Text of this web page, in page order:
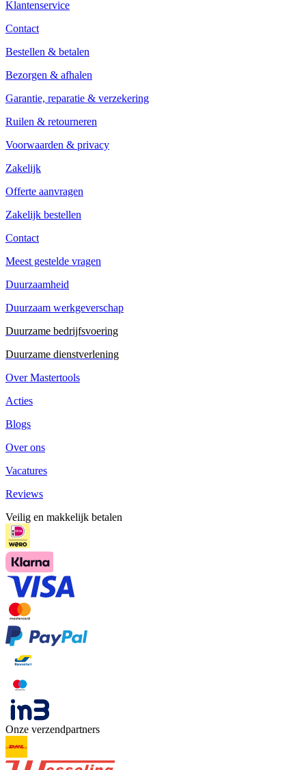
Klantenservice
Contact
Bestellen & betalen
Bezorgen & afhalen
Garantie, reparatie & verzekering
Ruilen & retourneren
Voorwaarden & privacy
Zakelijk
Offerte aanvragen
Zakelijk bestellen
Contact
Meest gestelde vragen
Duurzaamheid
Duurzaam werkgeverschap
Duurzame bedrijfsvoering
Duurzame dienstverlening
Over Mastertools
Acties
Blogs
Over ons
Vacatures
Reviews
Veilig en makkelijk betalen
Onze verzendpartners